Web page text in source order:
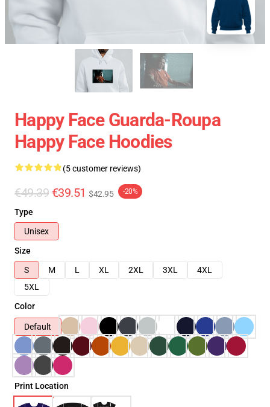
Happy Face Guarda-Roupa
Happy Face Hoodies
(5 customer reviews)
€49.39 €39.51 $42.95 -20%
Type
Unisex
Size
S
M L XL 2XL 3XL
4XL
5XL
Color
Default
Print Location